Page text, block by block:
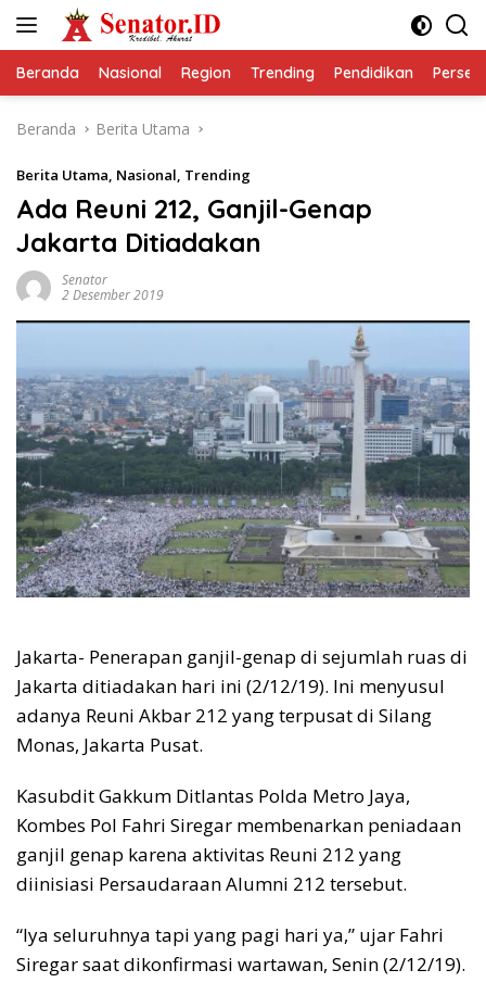
Beranda Nasional Region Trending Pendidikan
Beranda Berita Utama
Berita Utama, Nasional, Trending
Ada Reuni 212, Ganjil-Genap
Jakarta Ditiadakan
Senator
2 Desember 2019
Jakarta- Penerapan ganjil-genap di sejumlah ruas di
Jakarta ditiadakan hari ini (2/12/19). Ini menyusul
adanya Reuni Akbar 212 yang terpusat di Silang
Monas, Jakarta Pusat.
Kasubdit Gakkum Ditlantas Polda Metro Jaya,
Kombes Pol Fahri Siregar membenarkan peniadaan
ganjil genap karena aktivitas Reuni 212 yang
diinisiasi Persaudaraan Alumni 212 tersebut.
“Iya seluruhnya tapi yang pagi hari ya,” ujar Fahri
Siregar saat dikonfirmasi wartawan, Senin (2/12/19).